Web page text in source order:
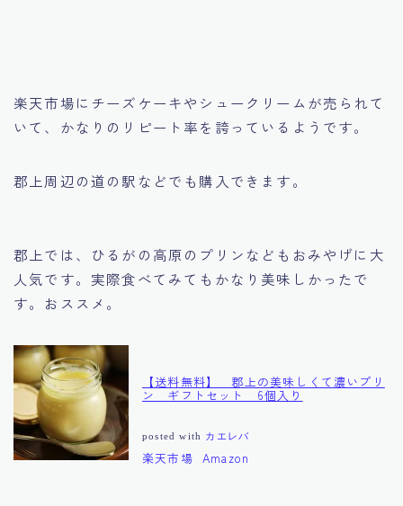
楽天市場にチーズケーキやシュークリームが売られて
いて、かなりのリピート率を誇っているようです。
郡上周辺の道の駅などでも購入できます。
郡上では、ひるがの高原のプリンなどもおみやげに大
人気です。実際食べてみてもかなり美味しかったで
す。おススメ。
【送料無料】 郡上の美味しくて濃いプリ
ン ギフトセット 6個入り
posted with カエレバ
楽天市場 Amazon